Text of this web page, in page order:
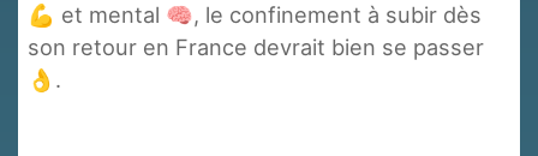
💪 et mental 🧠, le confinement à subir dès
son retour en France devrait bien se passer
👌.